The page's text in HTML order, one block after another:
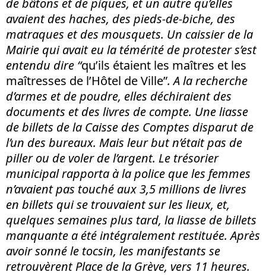
de bâtons et de piques, et un autre qu’elles
avaient des haches, des pieds-de-biche, des
matraques et des mousquets. Un caissier de la
Mairie qui avait eu la témérité de protester s’est
entendu dire “qu’ils étaient les maîtres et les
maîtresses de l’Hôtel de Ville”. A la recherche
d’armes et de poudre, elles déchiraient des
documents et des livres de compte. Une liasse
de billets de la Caisse des Comptes disparut de
l’un des bureaux. Mais leur but n’était pas de
piller ou de voler de l’argent. Le trésorier
municipal rapporta à la police que les femmes
n’avaient pas touché aux 3,5 millions de livres
en billets qui se trouvaient sur les lieux, et,
quelques semaines plus tard, la liasse de billets
manquante a été intégralement restituée. Après
avoir sonné le tocsin, les manifestants se
retrouvèrent Place de la Grève, vers 11 heures.